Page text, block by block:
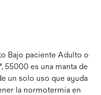
Bajo paciente Adulto o
55000 es una manta de
un solo uso que ayuda
la normotermia en